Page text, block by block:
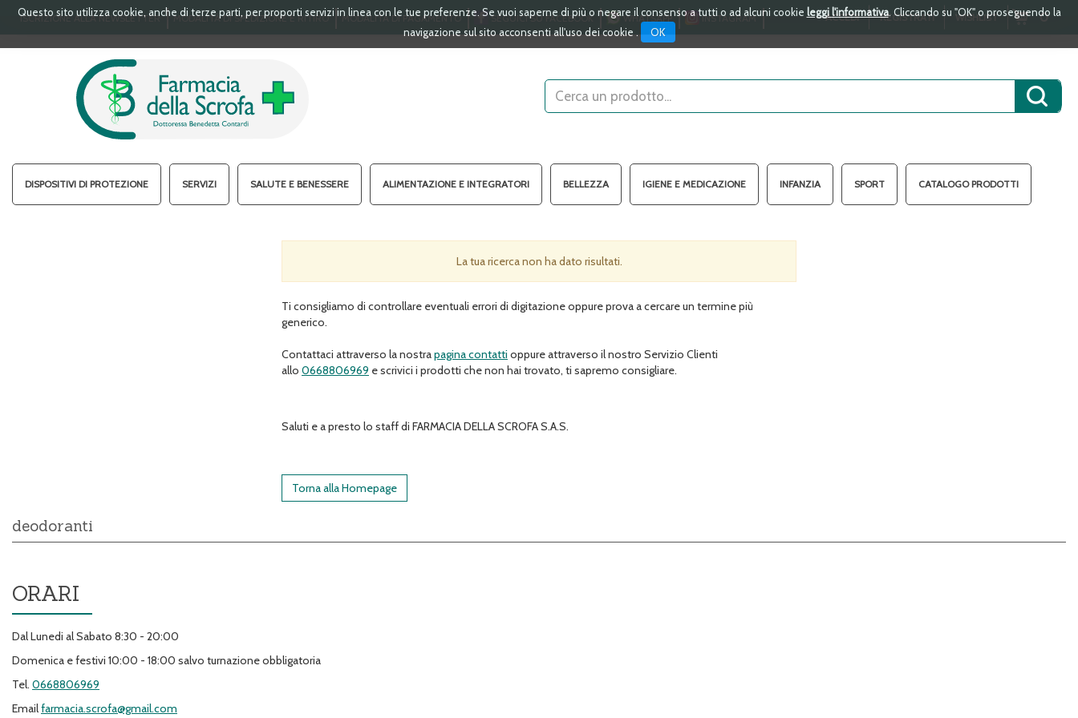
Passa
contenuto
Questo sito utilizza cookie, anche di terze parti, per proporti servizi in linea con le tue preferenze. Se vuoi saperne di più o negare il consenso a tutti o ad alcuni cookie leggi l'informativa. Cliccando su "OK" o proseguendo la
navigazione sul sito acconsenti all'uso dei cookie .
OK
ISCRIZIONE ALLA NEWSLETTER MODALITÀ DI SPEDIZIONE E RITIRO MODALITÀ DI PAGAMENTO SEGUICI SU FACEBOOK WHATSAPP INSTAGRAM ACCEDI REGISTRATI WISHLIST 0
ARTICOLI
INSERITI
Cerca
Prodotto
Cerca
DISPOSITIVI DI PROTEZIONE SERVIZI SALUTE E BENESSERE ALIMENTAZIONE E INTEGRATORI BELLEZZA IGIENE E MEDICAZIONE INFANZIA SPORT CATALOGO PRODOTTI
La tua ricerca non ha dato risultati.
Ti consigliamo di controllare eventuali errori di digitazione oppure prova a cercare un termine più
generico.
Contattaci attraverso la nostrapagina contatti oppure attraverso il nostro Servizio Clienti
allo 0668806969 e scrivici i prodotti che non hai trovato, ti sapremo consigliare.
Saluti e a presto lo staff di FARMACIA DELLA SCROFA S.A.S.
Torna alla Homepage
deodoranti
ORARI
Dal Lunedi al Sabato 8:30 - 20:00
Domenica e festivi 10:00 - 18:00 salvo turnazione obbligatoria
Tel. 0668806969
Emailfarmacia.scrofa@gmail.com